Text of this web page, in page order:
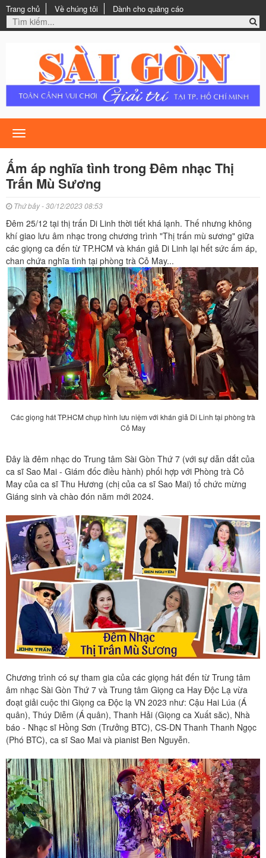
Trang chủ Về chúng tôi Dành cho quảng cáo
Toggle
navigation
Ấm áp nghĩa tình trong Đêm nhạc Thị
Trấn Mù Sương
Thứ bảy - 30/12/2023 08:53
Đêm 25/12 tại thị trấn Di Linh thời tiết khá lạnh. Thế nhưng không
khí giao lưu âm nhạc trong chương trình "Thị trấn mù sương" giữa
các giọng ca đến từ TP.HCM và khán giả Di Linh lại hết sức ấm áp,
chan chứa nghĩa tình tại phòng trà Cỏ May...
Các giọng hát TP.HCM chụp hình lưu niệm với khán giả Di Linh tại phòng trà
Cỏ May
Đây là đêm nhạc do Trung tâm Sài Gòn Thứ 7 (với sự dẫn dắt của
ca sĩ Sao Mai - Giám đốc điều hành) phối hợp với Phòng trà Cỏ
May của ca sĩ Thu Hương (chị của ca sĩ Sao Mai) tổ chức mừng
Giáng sinh và chào đón năm mới 2024.
Chương trình có sự tham gia của các giọng hát đến từ Trung tâm
âm nhạc Sài Gòn Thứ 7 và Trung tâm Giọng ca Hay Độc Lạ vừa
đoạt giải cuộc thi Giọng ca Độc lạ VN 2023 như: Cậu Hai Lúa (Á
quân), Thúy Diễm (Á quân), Thanh Hải (Giọng ca Xuất săc), Nhà
báo - Nhạc sĩ Hồng Sơn (Trưởng BTC), CS-DN Thanh Thanh Ngọc
(Phó BTC), ca sĩ Sao Mai và pianist Ben Nguyễn.